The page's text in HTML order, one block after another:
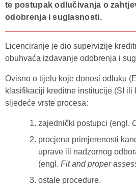
te postupak odlučivanja o
odobrenja i suglasnosti.
Licenciranje je dio supervizije
obuhvaća izdavanje odobrenja i
Ovisno o tijelu koje donosi odluku
klasifikaciji kreditne institucije (SI ili
sljedeće vrste procesa:
zajednički postupci (engl.
procjena primjerenosti
uprave ili nadzornog
(engl. Fit and proper
ostale procedure.